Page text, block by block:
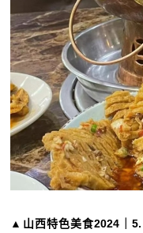
▲山西特色美食2024｜